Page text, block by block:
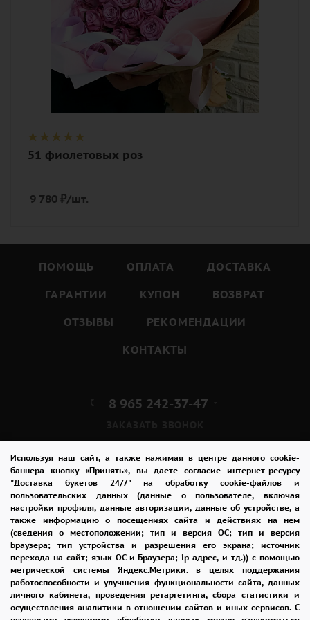
Используя наш сайт, а также нажимая в центре данного cookie-
баннера кнопку «Принять», вы даете согласие интернет-ресурсу
"Доставка букетов 24/7" на обработку cookie-файлов и
пользовательских данных (данные о пользователе, включая
настройки профиля, данные авторизации, данные об устройстве, а
также информацию о посещениях сайта и действиях на нем
(сведения о местоположении; тип и версия ОС; тип и версия
Браузера; тип устройства и разрешения его экрана; источник
перехода на сайт; язык ОС и Браузера; ip-адрес, и тд.)) с помощью
метрической системы Яндекс.Метрики. в целях поддержания
работоспособности и улучшения функциональности сайта, данных
личного кабинета, проведения ретаргетинга, сбора статистики и
осуществления аналитики в отношении сайтов и иных сервисов. С
51 фиолетовых роз
9 780 ₽/шт.
ПОМОЩЬ ОПЛАТА
ДОСТАВКА
ГАРАНТИИ
КУПОН
ВОЗВРАТ
ОТЗЫВЫ
РЕКОМЕНДАЦИИ
КОНТАКТЫ
8 965 242-37-47
admin@buket24delivery.ru
ул. Народная д. 8,
возле ТЦ «АТОС»
ПОЛИТИКА КОНФИДЕНЦИАЛЬНОСТИ
2026 © "Доставка цветов в Раменском"
Публичная оферта